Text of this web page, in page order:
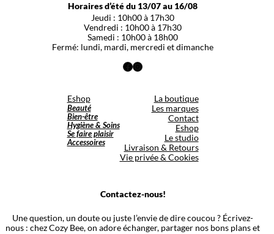
Horaires d’été du 13/07 au 16/08
Jeudi : 10h00 à 17h30
Vendredi : 10h00 à 17h30
Samedi : 10h00 à 18h00
Fermé: lundi, mardi, mercredi et dimanche
Facebook
Instagram
Eshop
Beauté
Bien-être
Hygiène & Soins
Se faire plaisir
Accessoires
La boutique
Les marques
Contact
Eshop
Le studio
Livraison & Retours
Vie privée & Cookies
Contactez-nous!
Une question, un doute ou juste l’envie de dire coucou ? Écrivez-
nous : chez Cozy Bee, on adore échanger, partager nos bons plans et